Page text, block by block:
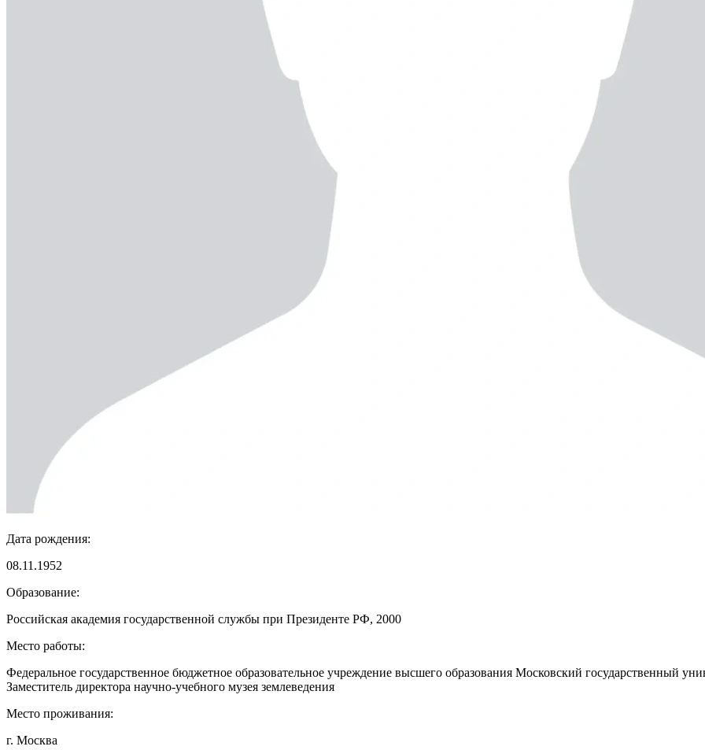
Дата рождения:
08.11.1952
Образование:
Российская академия государственной службы при Президенте РФ, 2000
Место работы:
Федеральное государственное бюджетное образовательное учреждение высшего образования Московский государственный
Заместитель директора научно-учебного музея землеведения
Место проживания:
г. Москва